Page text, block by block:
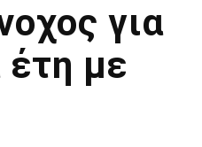
για
έτη με